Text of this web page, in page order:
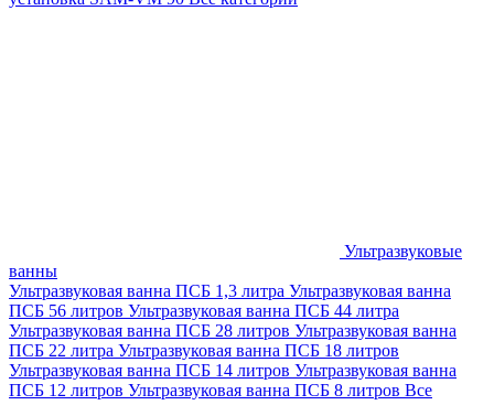
Ультразвуковые
ванны
Ультразвуковая ванна ПСБ 1,3 литра Ультразвуковая ванна
ПСБ 56 литров Ультразвуковая ванна ПСБ 44 литра
Ультразвуковая ванна ПСБ 28 литров Ультразвуковая ванна
ПСБ 22 литра Ультразвуковая ванна ПСБ 18 литров
Ультразвуковая ванна ПСБ 14 литров Ультразвуковая ванна
ПСБ 12 литров Ультразвуковая ванна ПСБ 8 литров Все